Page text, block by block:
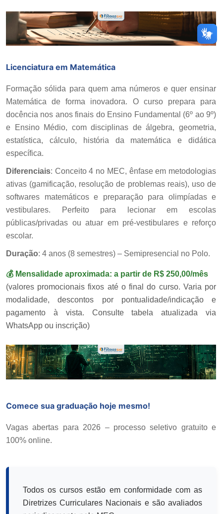
Licenciatura em Matemática
Formação sólida para quem ama números e quer ensinar
Matemática de forma inovadora. O curso prepara para
docência nos anos finais do Ensino Fundamental (6º ao 9º)
e Ensino Médio, com disciplinas de álgebra, geometria,
estatística, cálculo, história da matemática e didática
específica.
Diferenciais: Conceito 4 no MEC, ênfase em metodologias
ativas (gamificação, resolução de problemas reais), uso de
softwares matemáticos e preparação para olimpíadas e
vestibulares. Perfeito para lecionar em escolas
públicas/privadas ou atuar em pré-vestibulares e reforço
escolar.
Duração: 4 anos (8 semestres) – Semipresencial no Polo.
💰 Mensalidade aproximada: a partir de R$ 250,00/mês
(valores promocionais fixos até o final do curso. Varia por
modalidade, descontos por pontualidade/indicação e
pagamento à vista. Consulte tabela atualizada via
WhatsApp ou inscrição)
Comece sua graduação hoje mesmo!
Vagas abertas para 2026 – processo seletivo gratuito e
100% online.
Todos os cursos estão em conformidade com as
Diretrizes Curriculares Nacionais e são avaliados